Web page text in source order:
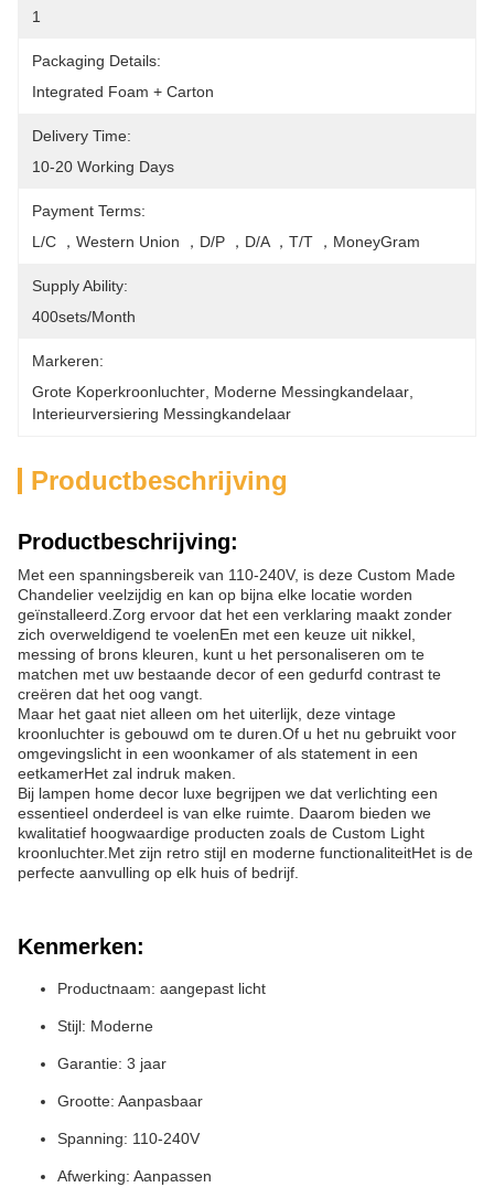
1
Packaging Details:
Integrated Foam + Carton
Delivery Time:
10-20 Working Days
Payment Terms:
L/C ，Western Union ，D/P ，D/A ，T/T ，MoneyGram
Supply Ability:
400sets/month
Markeren:
Grote Koperkroonluchter Moderne Messingkandelaar
Interieurversiering Messingkandelaar
Productbeschrijving
Productbeschrijving:
Met een spanningsbereik van 110-240V, is deze Custom Made
Chandelier veelzijdig en kan op bijna elke locatie worden
geïnstalleerd.Zorg ervoor dat het een verklaring maakt zonder
zich overweldigend te voelenEn met een keuze uit nikkel,
messing of brons kleuren, kunt u het personaliseren om te
matchen met uw bestaande decor of een gedurfd contrast te
creëren dat het oog vangt.
Maar het gaat niet alleen om het uiterlijk, deze vintage
kroonluchter is gebouwd om te duren.Of u het nu gebruikt voor
omgevingslicht in een woonkamer of als statement in een
eetkamerHet zal indruk maken.
Bij lampen home decor luxe begrijpen we dat verlichting een
essentieel onderdeel is van elke ruimte. Daarom bieden we
kwalitatief hoogwaardige producten zoals de Custom Light
kroonluchter.Met zijn retro stijl en moderne functionaliteitHet is de
perfecte aanvulling op elk huis of bedrijf.
Kenmerken:
Productnaam: aangepast licht
Stijl: Moderne
Garantie: 3 jaar
Grootte: Aanpasbaar
Spanning: 110-240V
Afwerking: Aanpassen